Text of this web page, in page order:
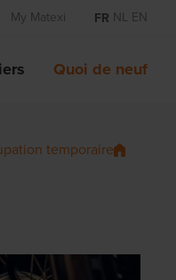
My Matexi FR NL EN
Quoi de neuf
temporaire